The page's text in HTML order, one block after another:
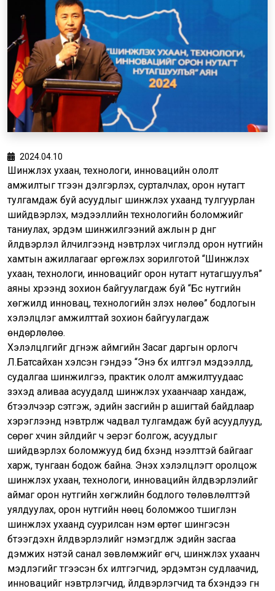
2024.04.10
Шинжлэх ухаан, технологи, инновацийн ололт
амжилтыг түгээн дэлгэрүүлэх, сурталчлах, орон нутагт
тулгамдаж буй асуудлыг шинжлэх ухаанд тулгуурлан
шийдвэрлэх, мэдээллийн технологийн боломжийг
таниулах, эрдэм шинжилгээний ажлын үр дүнг
үйлдвэрлэл үйлчилгээнд нэвтрүүлэх чиглэлд орон нутгийн
хамтын ажиллагааг өргөжүүлэх зорилготой “Шинжлэх
ухаан, технологи, инновацийг орон нутагт нутагшуулъя”
аяны хүрээнд зохион байгуулагдаж буй “Бүс нутгийн
хөгжилд инновац, технологийн үзүүлэх нөлөө” бодлогын
хэлэлцүүлэг амжилттай зохион байгуулагдаж
өндөрлөлөө.
Хэлэлцүүлгийг дүгнэж аймгийн Засаг даргын орлогч
Л.Батсайхан хэлсэн үгэндээ “Энэ бүх илтгэл мэдээллүүд,
судалгаа шинжилгээ, практик ололт амжилтуудаас
үзэхэд аливаа асуудалд шинжлэх ухаанчаар хандаж,
бүтээлчээр сэтгэж, эдийн засгийн үр ашигтай байдлаар
хэрэглээнд нэвтрүүлж чадвал тулгамдаж буй асуудлууд,
сөрөг хүчин зүйлүүдийг ч эерэг болгож, асуудлыг
шийдвэрлэх боломжууд бид бүхэнд нээлттэй байгааг
харж, тунгаан бодож байна. Энэхүү хэлэлцүүлэгт оролцож
шинжлэх ухаан, технологи, инновацийн үйлдвэрлэлийг
аймаг орон нутгийн хөгжлийн бодлого төлөвлөлттэй
уялдуулах, орон нутгийн нөөц боломжоо түшиглэн
шинжлэх ухаанд суурилсан нэмүү өртөг шингэсэн
бүтээгдэхүүн үйлдвэрлэлийг нэмэгдүүлж эдийн засгаа
дэмжих үнэтэй санал зөвлөмжийг өгч, шинжлэх ухаанч
мэдлэгийг түгээсэн бүх илтгэгчид, эрдэмтэн судлаачид,
инновацийг нэвтрүүлэгчид, үйлдвэрлэгчид та бүхэндээ гүн